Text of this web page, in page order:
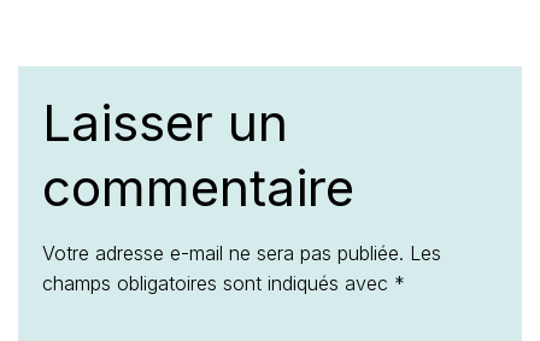
Laisser un
commentaire
Votre adresse e-mail ne sera pas publiée. Les
champs obligatoires sont indiqués avec *